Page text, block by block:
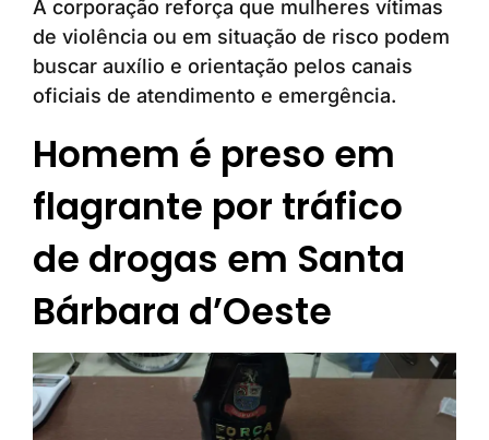
A corporação reforça que mulheres vítimas
de violência ou em situação de risco podem
buscar auxílio e orientação pelos canais
oficiais de atendimento e emergência.
Homem é preso em
flagrante por tráfico
de drogas em Santa
Bárbara d’Oeste